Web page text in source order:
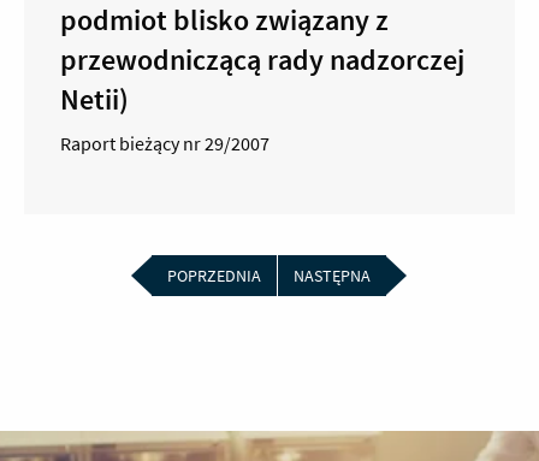
podmiot blisko związany z
przewodniczącą rady nadzorczej
Netii)
Raport bieżący nr 29/2007
POPRZEDNIA NASTĘPNA